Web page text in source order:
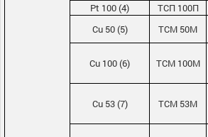
Pt 100 (4)
ТСП 100П
Cu 50 (5)
ТСМ 50М
Cu 100 (6) ТСМ 100М
Cu 53 (7) ТСМ 53М